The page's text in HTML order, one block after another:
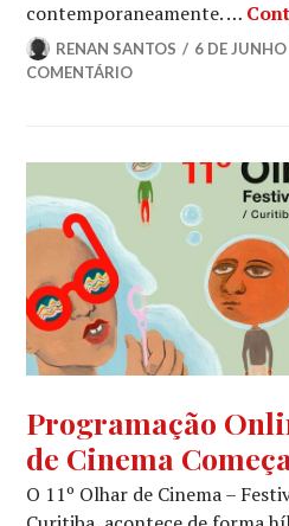
contemporaneamente. …
RENAN SANTOS 6 DE
COMENTÁRIO
NOTÍCIAS
Programação
de Cinema
O 11º Olhar de Cinema –